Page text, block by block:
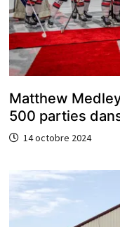
Matthew
500 parties
14 octobre 2024